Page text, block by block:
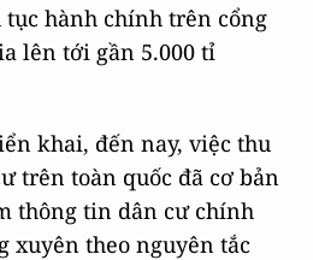
hành chính trên cổng
lên tới gần 5.000 tỉ
khai, đến nay, việc thu
trên toàn quốc đã cơ bản
thông tin dân cư chính
xuyên theo nguyên tắc